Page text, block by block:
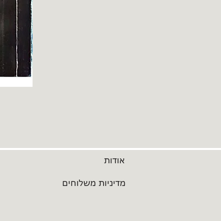
אודות
מדיניות משלוחים